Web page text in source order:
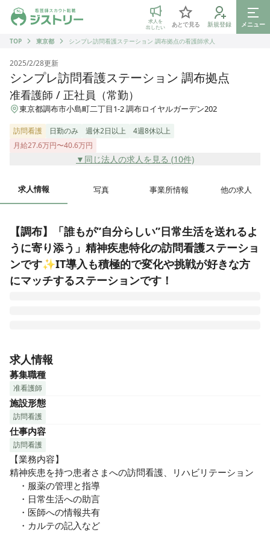
ジストリー 看護師の転職マッチング
求人を
出したい
あとで見る 新規登録
メニュー
TOP
東京都 シンプレ訪問看護ステーション 調布拠点の看護師求人
2025/2/28更新
シンプレ訪問看護ステーション 調布拠点
准看護師 / 正社員（常勤）
東京都調布市小島町二丁目1-2 調布ロイヤルガーデン202
訪問看護 日勤のみ 週休2日以上
4週8休以上
月給27.6万円〜40.6万円
▼同じ法人の求人を見る (10件)
求人情報 写真 事業所情報 他の求人
【調布】「誰もが”自分らしい”日常生活を送れるよ
うに寄り添う」精神疾患特化の訪問看護ステーショ
ンです✨IT導入も積極的で変化や挑戦が好きな方
にマッチするステーションです！
る研修制度・研修費補助などのサポート体制も万全。オンコ
ール対応不要、プライベートとの両立もしやすい環境です。
求人情報
募集職種
准看護師
施設形態
訪問看護
仕事内容
訪問看護
【業務内容】
精神疾患を持つ患者さまへの訪問看護、リハビリテーション
・服薬の管理と指導
・日常生活への助言
・医師への情報共有
・カルテの記入など